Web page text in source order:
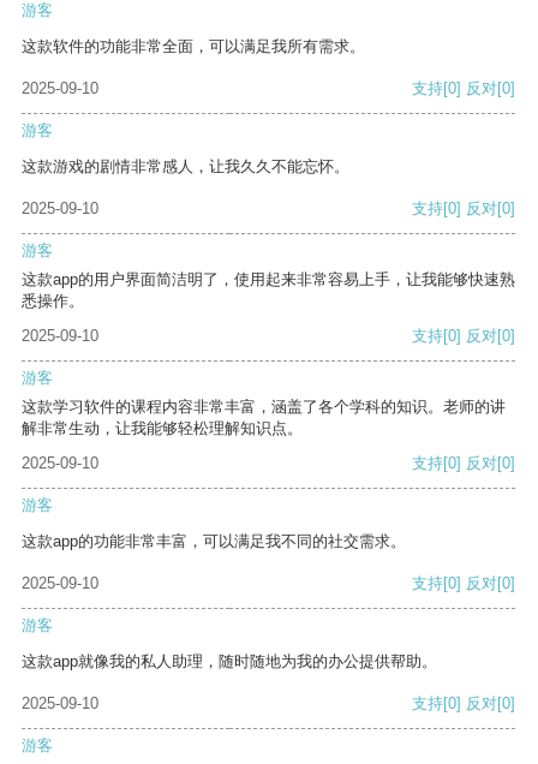
游客
这款软件的功能非常全面，可以满足我所有需求。
2025-09-10 支持[0] 反对[0]
游客
这款游戏的剧情非常感人，让我久久不能忘怀。
2025-09-10 支持[0] 反对[0]
游客
这款app的用户界面简洁明了，使用起来非常容易上手，让我能够快速熟
悉操作。
2025-09-10
支持[0] 反对[0]
游客
这款学习软件的课程内容非常丰富，涵盖了各个学科的知识。老师的讲
解非常生动，让我能够轻松理解知识点。
2025-09-10
支持[0] 反对[0]
游客
这款app的功能非常丰富，可以满足我不同的社交需求。
2025-09-10 支持[0] 反对[0]
游客
这款app就像我的私人助理，随时随地为我的办公提供帮助。
2025-09-10 支持[0] 反对[0]
游客